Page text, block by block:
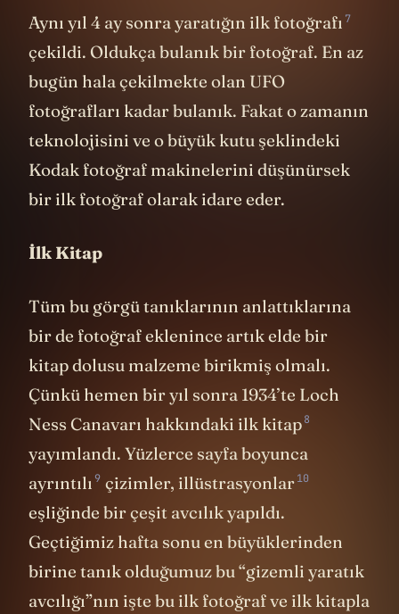
Aynı yıl 4 ay sonra yaratığın ilk fotoğrafı
çekildi. Oldukça bulanık bir fotoğraf. En az
bugün hala çekilmekte olan UFO
fotoğrafları kadar bulanık. Fakat o zamanın
teknolojisini ve o büyük kutu şeklindeki
Kodak fotoğraf makinelerini düşünürsek
Tüm bu görgü tanıklarının anlattıklarına
bir de fotoğraf eklenince artık elde bir
kitap dolusu malzeme birikmiş olmalı.
Çünkü hemen bir yıl sonra 1934’te Loch
Ness Canavarı hakkındaki ilk kitap
yayımlandı. Yüzlerce sayfa boyunca
ayrıntılı çizimler,illüstrasyonlar
eşliğinde bir çeşit avcılık yapıldı.
Geçtiğimiz hafta sonu en büyüklerinden
birine tanık olduğumuz bu “gizemli yaratık